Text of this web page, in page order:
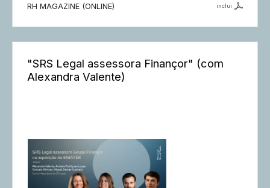
RH MAGAZINE (ONLINE)
inclui
"SRS Legal assessora Finançor" (com
Alexandra Valente)